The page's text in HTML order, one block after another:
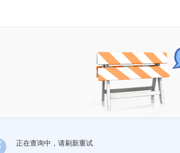
正在查询中，请刷新重试